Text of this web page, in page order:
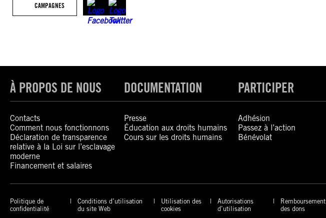
CAMPAGNES
À PROPOS DE NOUS
Contacts
Comment nous fonctionnons
Déclaration de transparence
relative à la Loi sur l’esclavage
moderne
Financement et salaires
DOCUMENTATION
Presse
Éducation aux droits humains
Cours sur les droits humains
PARTICIPER
Adhésion
Passez à l’action
Bénévolat
Politique de
confidentialité
Conditions d’utilisation
du site Web
Utilisation des
cookies
Autorisations
d’utilisation
Remboursement
des dons